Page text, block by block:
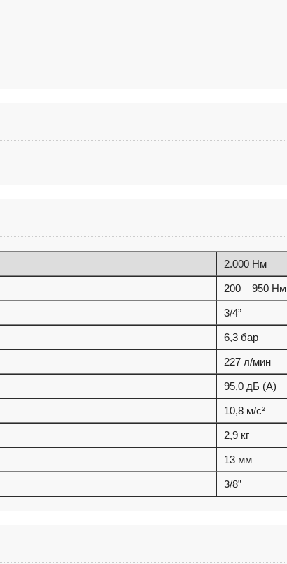
2.000 Нм
200 – 950 Нм
3/4”
6,3 бар
227 л/мин
95,0 дБ (A)
10,8 м/с²
2,9 кг
13 мм
3/8”